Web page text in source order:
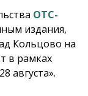
ОТС-
издания,
Кольцово на
в рамках
августа».